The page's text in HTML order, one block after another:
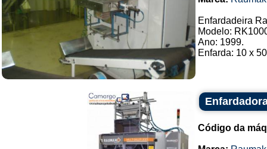
Enfardadeira
Modelo:
Ano: 1999.
Enfarda: 10 x
Código da